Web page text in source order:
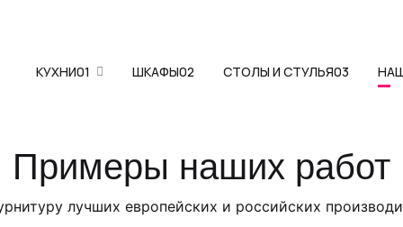
КУХНИ01 ШКАФЫ02 СТОЛЫ И СТУЛЬЯ03
Примеры наших работ
лучших европейских и российских